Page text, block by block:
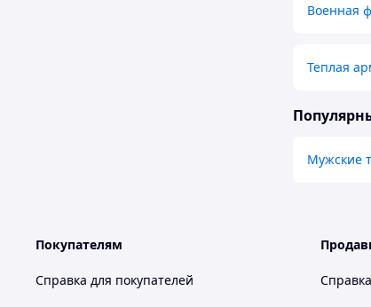
Военная
Теплая
Мужские
Покупателям
Справка для покупателей